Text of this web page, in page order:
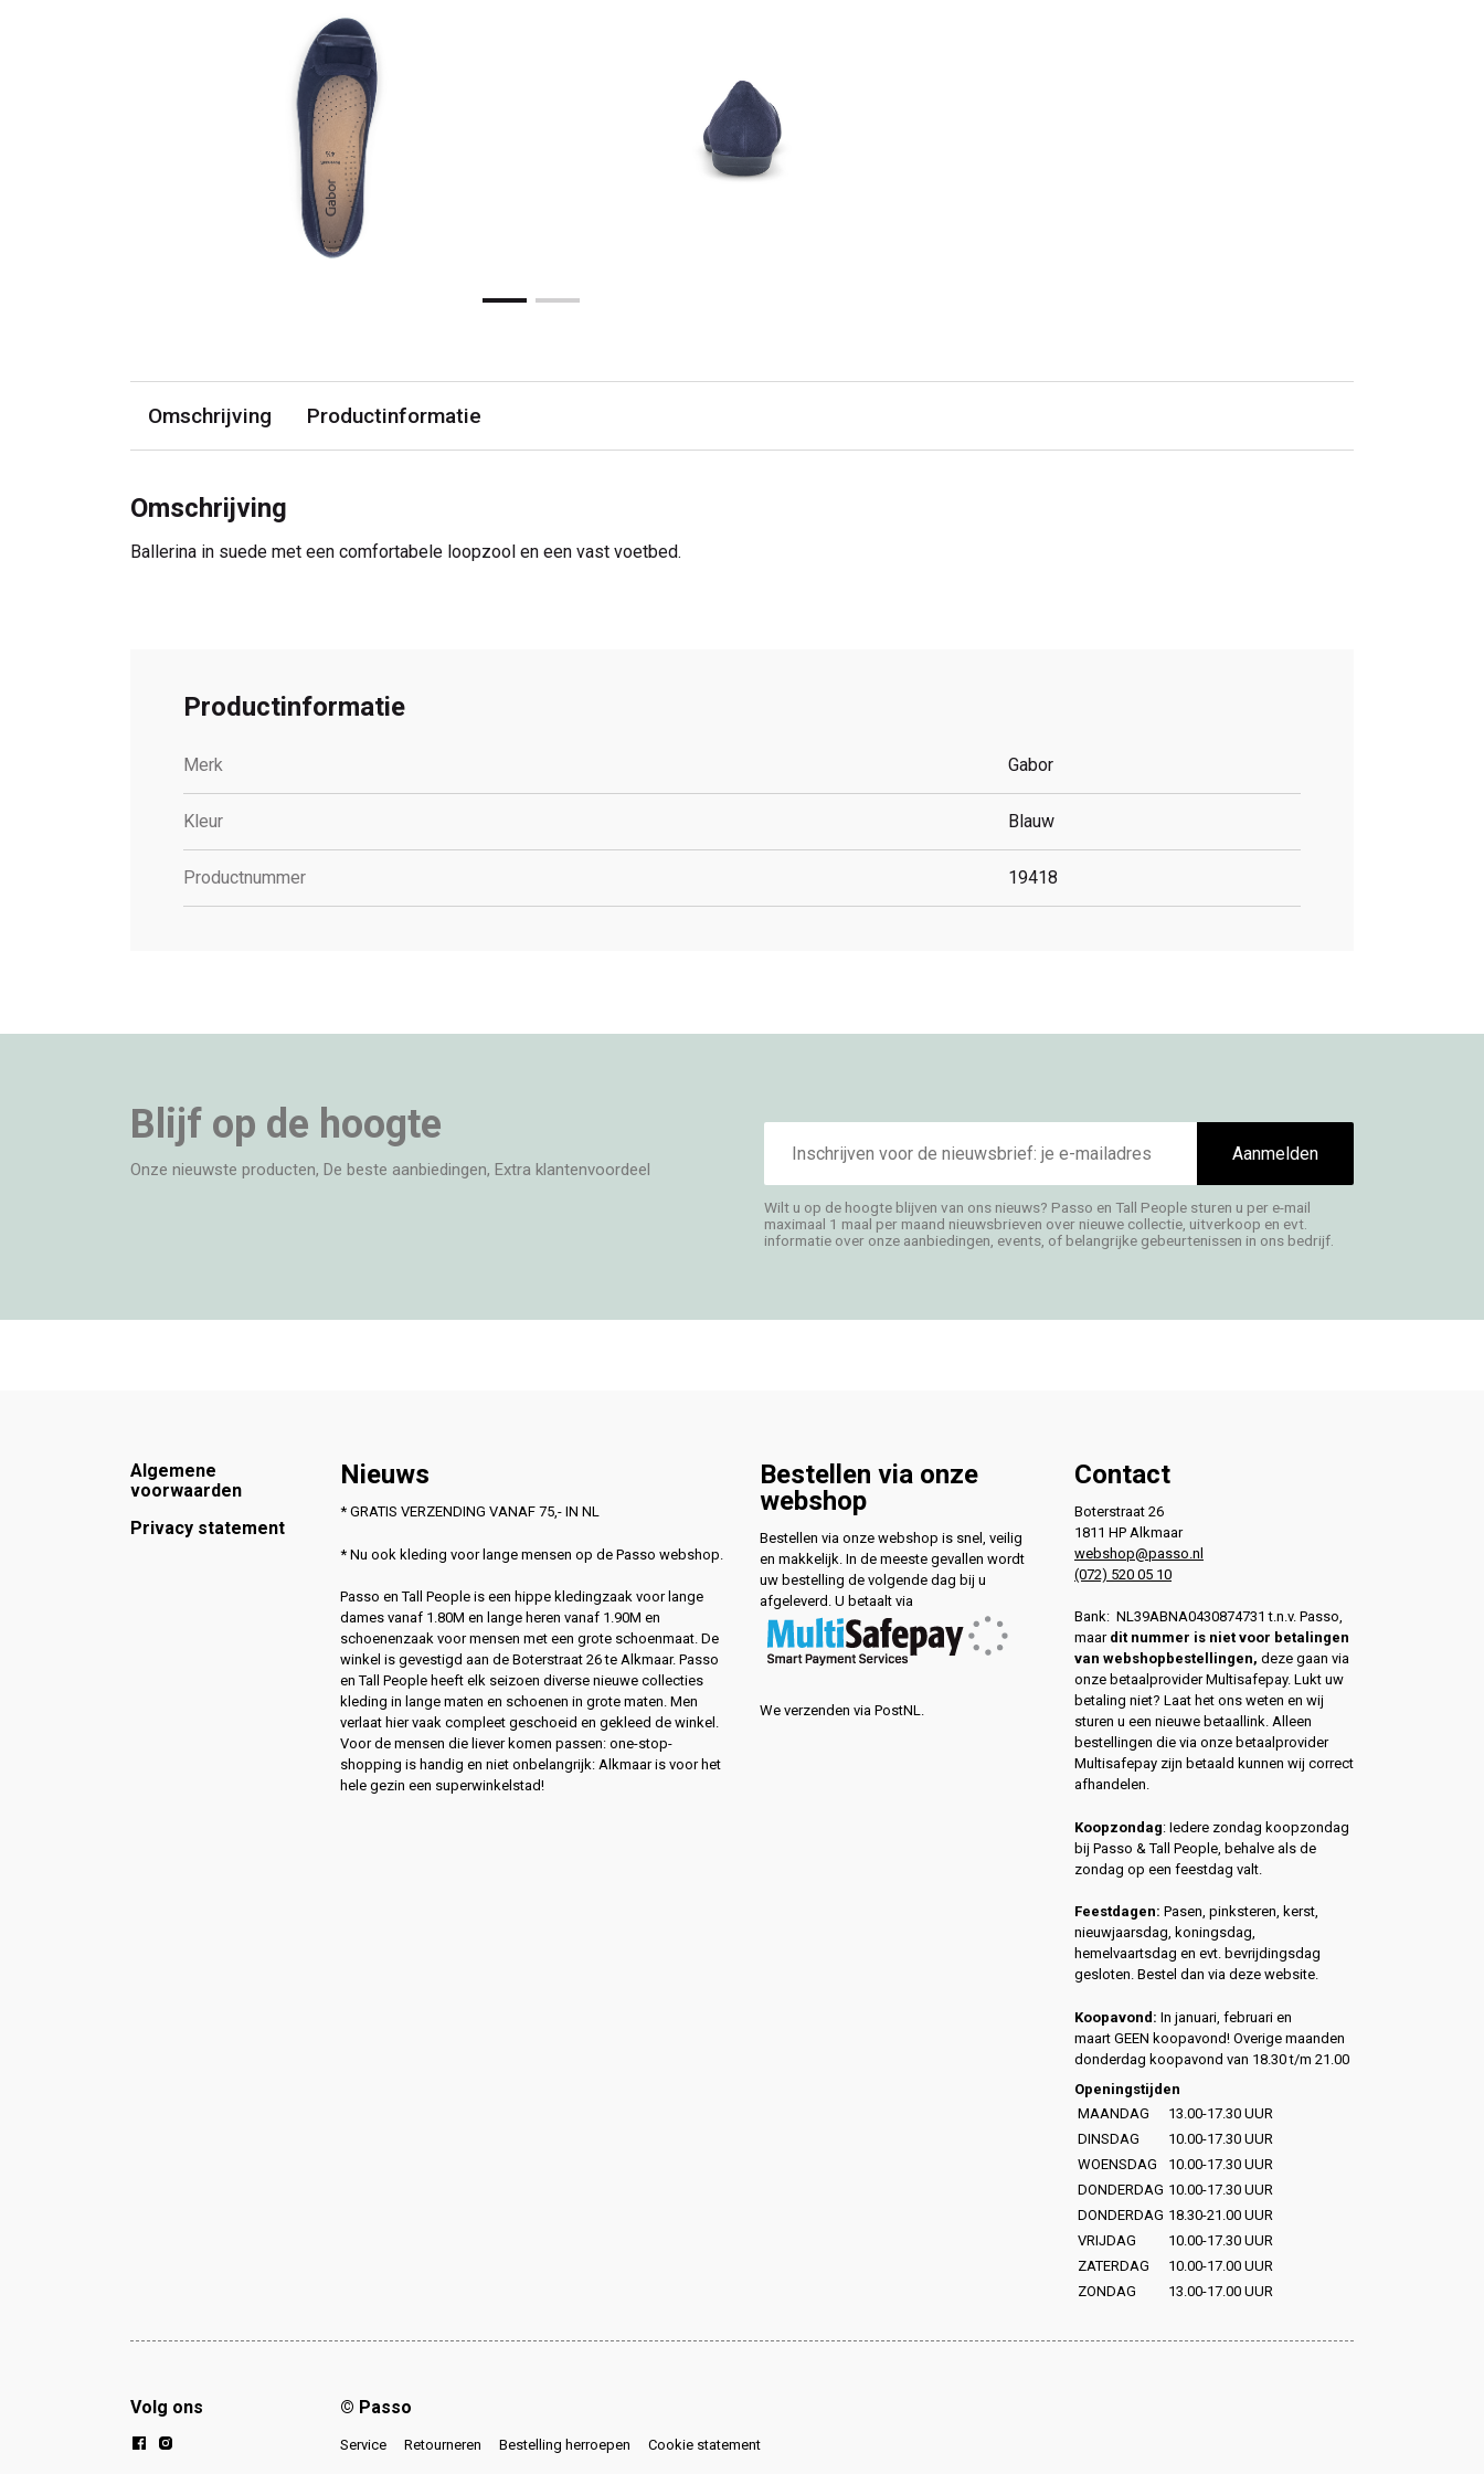
Omschrijving Productinformatie
Omschrijving
Ballerina in suede met een comfortabele loopzool en een vast voetbed.
Productinformatie
Merk Gabor
Kleur Blauw
Productnummer 19418
Blijf op de hoogte
Onze nieuwste producten, De beste aanbiedingen, Extra klantenvoordeel
E-
mailadres
Aanmelden
Wilt u op de hoogte blijven van ons nieuws? Passo en Tall People sturen u per e-mail
maximaal 1 maal per maand nieuwsbrieven over nieuwe collectie, uitverkoop en evt.
informatie over onze aanbiedingen, events, of belangrijke gebeurtenissen in ons bedrijf.
Footer
Algemene
voorwaarden
Privacy statement
Nieuws
* GRATIS VERZENDING VANAF 75,- IN NL
* Nu ook kleding voor lange mensen op de Passo webshop.
Passo en Tall People is een hippe kledingzaak voor lange
dames vanaf 1.80M en lange heren vanaf 1.90M en
schoenenzaak voor mensen met een grote schoenmaat. De
winkel is gevestigd aan de Boterstraat 26 te Alkmaar. Passo
en Tall People heeft elk seizoen diverse nieuwe collecties
kleding in lange maten en schoenen in grote maten. Men
verlaat hier vaak compleet geschoeid en gekleed de winkel.
Voor de mensen die liever komen passen: one-stop-
shopping is handig en niet onbelangrijk: Alkmaar is voor het
hele gezin een superwinkelstad!
Bestellen via onze
webshop
Bestellen via onze webshop is snel, veilig
en makkelijk. In de meeste gevallen wordt
uw bestelling de volgende dag bij u
afgeleverd. U betaalt via
We verzenden via PostNL.
Contact
Boterstraat 26
1811 HP Alkmaar
webshop@passo.nl
(072) 520 05 10
Bank: NL39ABNA0430874731 t.n.v. Passo,
maardit nummer is niet voor betalingen
van webshopbestellingen, deze gaan via
onze betaalprovider Multisafepay. Lukt uw
betaling niet? Laat het ons weten en wij
sturen u een nieuwe betaallink. Alleen
bestellingen die via onze betaalprovider
Multisafepay zijn betaald kunnen wij correct
afhandelen.
Koopzondag: Iedere zondag koopzondag
bij Passo & Tall People, behalve als de
zondag op een feestdag valt.
Feestdagen: Pasen, pinksteren, kerst,
nieuwjaarsdag, koningsdag,
hemelvaartsdag en evt. bevrijdingsdag
gesloten. Bestel dan via deze website.
Koopavond: In januari, februari en
maart GEEN koopavond! Overige maanden
donderdag koopavond van 18.30 t/m 21.00
Openingstijden
MAANDAG
13.00-17.30 UUR
DINSDAG
10.00-17.30 UUR
WOENSDAG
10.00-17.30 UUR
DONDERDAG 10.00-17.30 UUR
DONDERDAG 18.30-21.00 UUR
VRIJDAG
10.00-17.30 UUR
ZATERDAG
10.00-17.00 UUR
ZONDAG
13.00-17.00 UUR
Volg ons © Passo
Service Retourneren Bestelling herroepen Cookie statement